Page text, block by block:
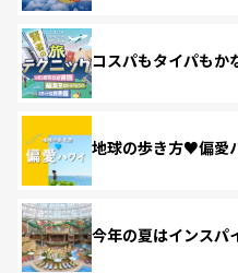
コスパもタイパもか
地球の歩き方♥偏愛
今年の夏はインスパ